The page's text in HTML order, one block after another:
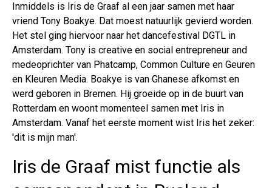
Inmiddels is Iris de Graaf al een jaar samen met haar
vriend Tony Boakye. Dat moest natuurlijk gevierd worden.
Het stel ging hiervoor naar het dancefestival DGTL in
Amsterdam. Tony is creative en social entrepreneur and
medeoprichter van Phatcamp, Common Culture en Geuren
en Kleuren Media. Boakye is van Ghanese afkomst en
werd geboren in Bremen. Hij groeide op in de buurt van
Rotterdam en woont momenteel samen met Iris in
Amsterdam. Vanaf het eerste moment wist Iris het zeker:
'dit is mijn man'.
Iris de Graaf mist functie als